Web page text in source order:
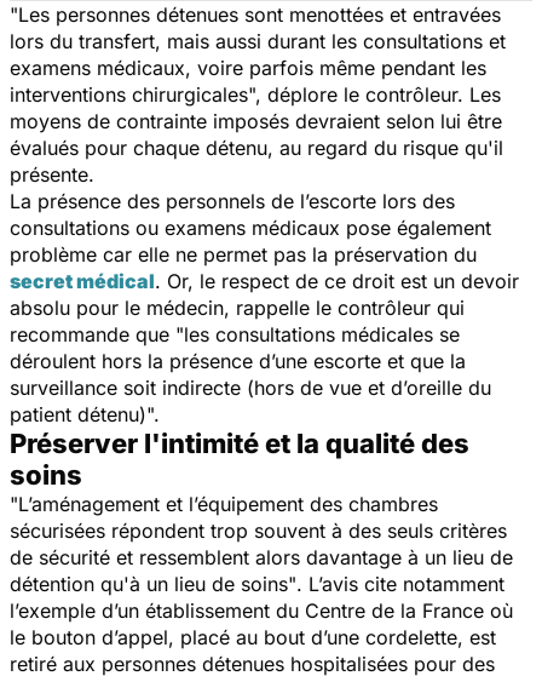
"Les personnes détenues sont menottées et entravées
lors du transfert, mais aussi durant les consultations et
examens médicaux, voire parfois même pendant les
interventions chirurgicales", déplore le contrôleur. Les
moyens de contrainte imposés devraient selon lui être
évalués pour chaque détenu, au regard du risque qu'il
présente.
La présence des personnels de l’escorte lors des
consultations ou examens médicaux pose également
problème car elle ne permet pas la préservation du
secret médical. Or, le respect de ce droit est un devoir
absolu pour le médecin, rappelle le contrôleur qui
recommande que "les consultations médicales se
déroulent hors la présence d’une escorte et que la
surveillance soit indirecte (hors de vue et d’oreille du
patient détenu)".
Préserver l'intimité et la qualité des
soins
"L’aménagement et l’équipement des chambres
sécurisées répondent trop souvent à des seuls critères
de sécurité et ressemblent alors davantage à un lieu de
détention qu'à un lieu de soins". L’avis cite notamment
l’exemple d’un établissement du Centre de la France où
le bouton d’appel, placé au bout d’une cordelette, est
retiré aux personnes détenues hospitalisées pour des